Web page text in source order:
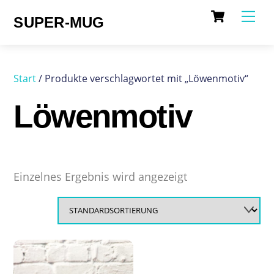
Cart
SUPER-MUG
Start/ Produkte verschlagwortet mit „Löwenmotiv“
Löwenmotiv
Einzelnes Ergebnis wird angezeigt